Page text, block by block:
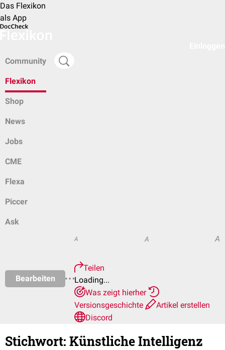
Das Flexikon
als App
Community
Flexikon
Shop
News
Jobs
CME
Flexa
Piccer
Ask
Bearbeiten
A A A
Teilen
Loading...
Was zeigt hierher
Versionsgeschichte
Artikel erstellen
Discord
Stichwort: Künstliche Intelligenz